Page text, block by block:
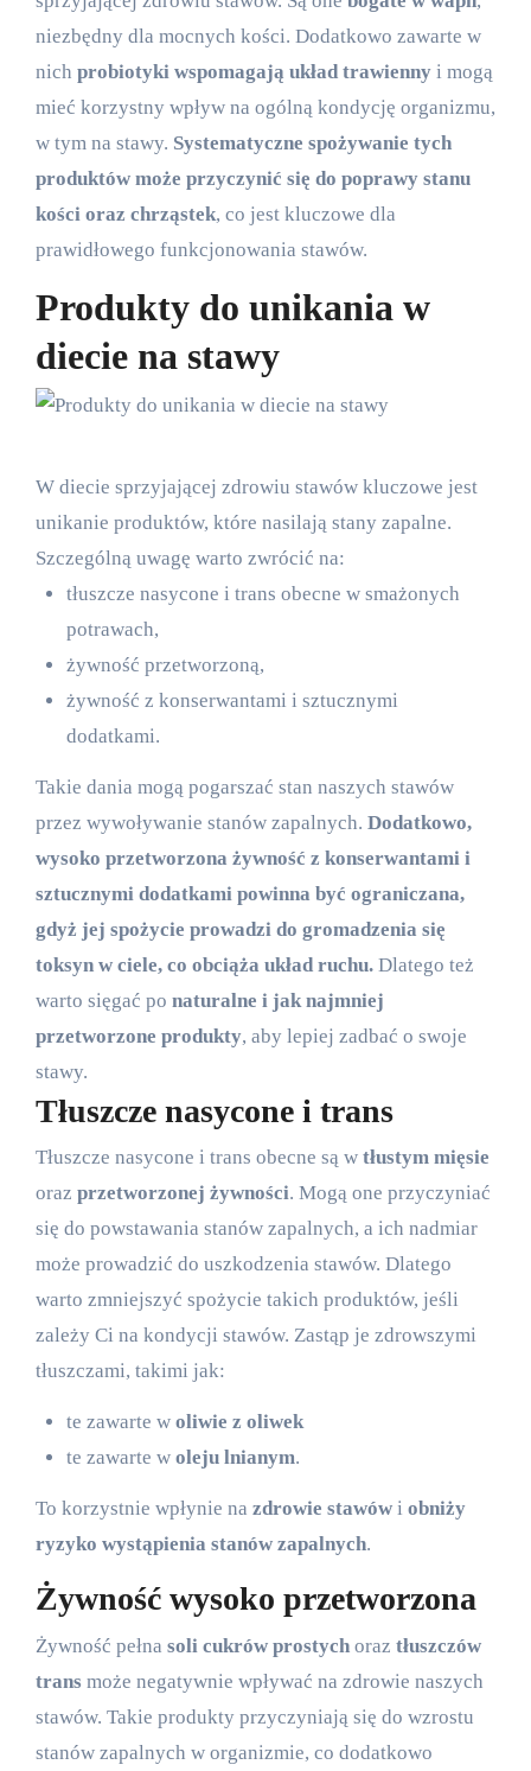
niezbędny dla mocnych kości. Dodatkowo zawarte w
nich probiotyki wspomagają układ trawiennyi mogą
mieć korzystny wpływ na ogólną kondycję organizmu,
w tym na stawy. Systematyczne spożywanie tych
produktów może przyczynić się do poprawy stanu
kości oraz chrząstek, co jest kluczowe dla
prawidłowego funkcjonowania stawów.
Produkty do unikania w
diecie na stawy
W diecie sprzyjającej zdrowiu stawów kluczowe jest
unikanie produktów, które nasilają stany zapalne.
Szczególną uwagę warto zwrócić na:
tłuszcze nasycone i trans obecne w smażonych
potrawach,
żywność przetworzoną,
żywność z konserwantami i sztucznymi
dodatkami.
Takie dania mogą pogarszać stan naszych stawów
przez wywoływanie stanów zapalnych. Dodatkowo,
wysoko przetworzona żywność z konserwantami i
sztucznymi dodatkami powinna być ograniczana,
gdyż jej spożycie prowadzi do gromadzenia się
toksyn w ciele, co obciąża układ ruchu.Dlatego też
warto sięgać po naturalne i jak najmniej
przetworzone produkty, aby lepiej zadbać o swoje
stawy.
Tłuszcze nasycone i trans
Tłuszcze nasycone i trans obecne są w tłustym mięsie
oraz przetworzonej żywności. Mogą one przyczyniać
się do powstawania stanów zapalnych, a ich nadmiar
może prowadzić do uszkodzenia stawów. Dlatego
warto zmniejszyć spożycie takich produktów, jeśli
zależy Ci na kondycji stawów. Zastąp je zdrowszymi
tłuszczami, takimi jak:
te zawarte w oliwie z oliwek
te zawarte w oleju lnianym.
To korzystnie wpłynie na zdrowie stawówi obniży
ryzyko wystąpienia stanów zapalnych.
Żywność wysoko przetworzona
Żywność pełna soli cukrów prostychoraz tłuszczów
trans może negatywnie wpływać na zdrowie naszych
stawów. Takie produkty przyczyniają się do wzrostu
stanów zapalnych w organizmie, co dodatkowo